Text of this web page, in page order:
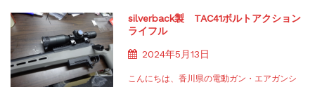
silverback製 TAC41ボルトアクション
ライフル
2024年5月13日
こんにちは、香川県の電動ガン・エアガンシ